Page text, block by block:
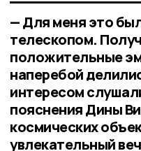
— Для меня это
телескопом.
положительные
наперебой
интересом
пояснения Дины
космических
увлекательный